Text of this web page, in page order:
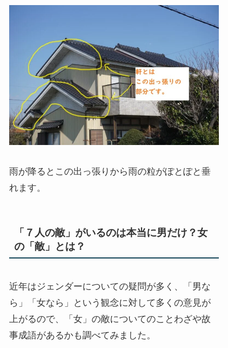
雨が降るとこの出っ張りから雨の粒がぽとぽと垂
れます。
「７人の敵」がいるのは本当に男だけ？女
の「敵」とは？
近年はジェンダーについての疑問が多く、「男な
ら」「女なら」という観念に対して多くの意見が
上がるので、「女」の敵についてのことわざや故
事成語があるかも調べてみました。